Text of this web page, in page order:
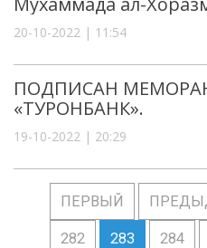
20-10-2022 | 11:54
ПОДПИСАН
«ТУРОНБАНК».
19-10-2022 | 20:29
ПЕРВЫЙ
282 283 284